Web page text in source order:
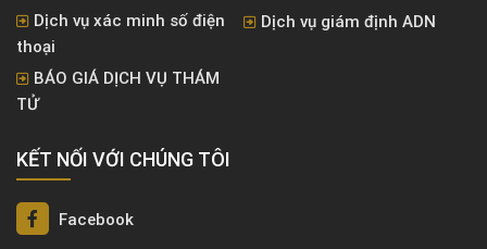
Dịch vụ xác minh số điện
thoại
Dịch vụ giám định ADN
BÁO GIÁ DỊCH VỤ THÁM
TỬ
KẾT NỐI VỚI CHÚNG TÔI
Facebook